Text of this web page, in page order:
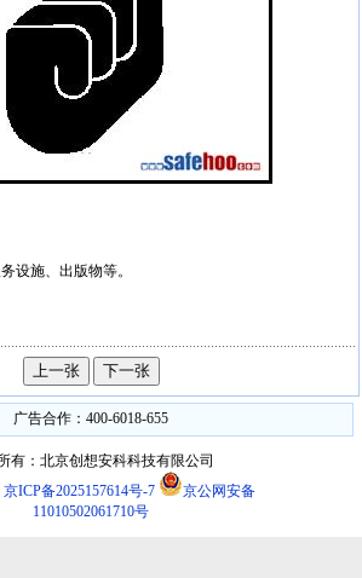
设施、出版物等。
广告合作：400-6018-655
有：北京创想安科科技有限公司
京ICP备2025157614号-7
京公网安备
11010502061710号